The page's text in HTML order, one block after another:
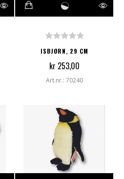
ISBJØRN, 29 CM
kr 253,00
Art.nr.: 70240